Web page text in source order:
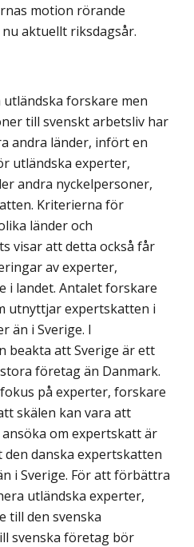
motion rörande
aktuellt riksdagsår.
forskare men
till svenskt arbetsliv har
andra länder, infört en
utländska experter,
andra nyckelpersoner,
Kriterierna för
länder och
visar att detta också får
av experter,
i landet. Antalet forskare
utnyttjar expertskatten i
än i Sverige. I
beakta att Sverige är ett
företag än Danmark.
på experter, forskare
skälen kan vara att
om expertskatt är
danska expertskatten
i Sverige. För att förbättra
utländska experter,
till den svenska
svenska företag bör